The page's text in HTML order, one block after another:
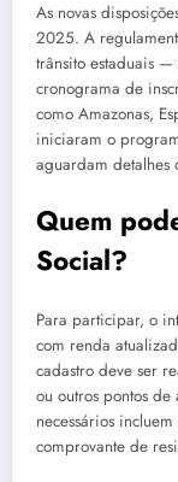
As novas
2025. A
trânsito estaduais
cronograma de
como Amazonas,
iniciaram o
aguardam detalhes
Quem
Social?
Para participar, o
com renda
cadastro deve ser
ou outros pontos
necessários
comprovante de